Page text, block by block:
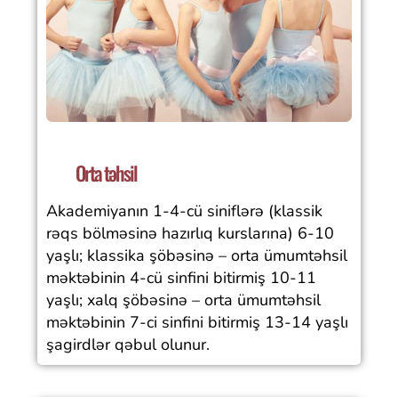
Orta təhsil
Akademiyanın 1-4-cü siniflərə (klassik
rəqs bölməsinə hazırlıq kurslarına) 6-10
yaşlı; klassika şöbəsinə – orta ümumtəhsil
məktəbinin 4-cü sinfini bitirmiş 10-11
yaşlı; xalq şöbəsinə – orta ümumtəhsil
məktəbinin 7-ci sinfini bitirmiş 13-14 yaşlı
şagirdlər qəbul olunur.